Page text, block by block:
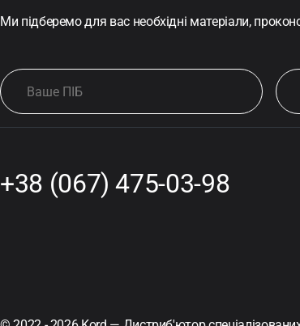
Ми підберемо для вас необхідні матеріали,
+38 (067) 475-03-98